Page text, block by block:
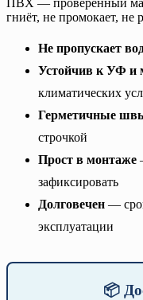
ПВХ — проверенный
гниёт, не промокает, не
Не пропускает
Устойчив к УФ и
климатических
Герметичные
строчкой
Прост в монтаже
зафиксировать
Долговечен —
эксплуатации
📦